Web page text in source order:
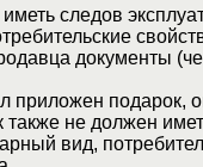
следов
документы
приложен подарок,
также не должен
вид,